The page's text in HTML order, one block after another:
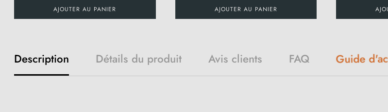
AJOUTER AU PANIER AJOUTER AU PANIER
Description Détails du produit Avis clients FAQ Guide